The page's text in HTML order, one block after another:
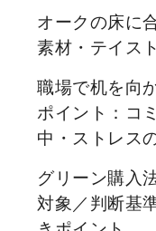
オークの床に
素材・テイス
職場で机を向
ポイント：コ
中・ストレス
グリーン購入
対象／判断基